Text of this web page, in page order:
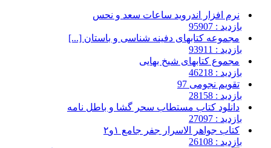
نرم افزار اندروید ساعات سعد و نحس
بازدید : 95907
مجموعه کتابهای دفینه شناسی و باستان [...]
بازدید : 93911
مجموع کتابهای شیخ بهایی
بازدید : 46218
تقویم نجومی 97
بازدید : 28158
دانلود کتاب مستطاب سحر گشا و باطل نامه
بازدید : 27097
کتاب جواهر الاسرار جفر جامع ۱و۲
بازدید : 26108